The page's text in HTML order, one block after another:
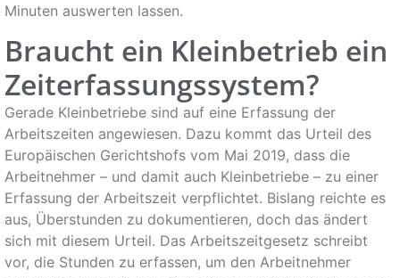
Minuten auswerten lassen.
Braucht ein Kleinbetrieb ein
Zeiterfassungssystem?
Gerade Kleinbetriebe sind auf eine Erfassung der
Arbeitszeiten angewiesen. Dazu kommt das Urteil des
Europäischen Gerichtshofs vom Mai 2019, dass die
Arbeitnehmer – und damit auch Kleinbetriebe – zu einer
Erfassung der Arbeitszeit verpflichtet. Bislang reichte es
aus, Überstunden zu dokumentieren, doch das ändert
sich mit diesem Urteil. Das Arbeitszeitgesetz schreibt
vor, die Stunden zu erfassen, um den Arbeitnehmer